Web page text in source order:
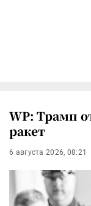
WP: Трамп
ракет
6 августа 2026, 08:21